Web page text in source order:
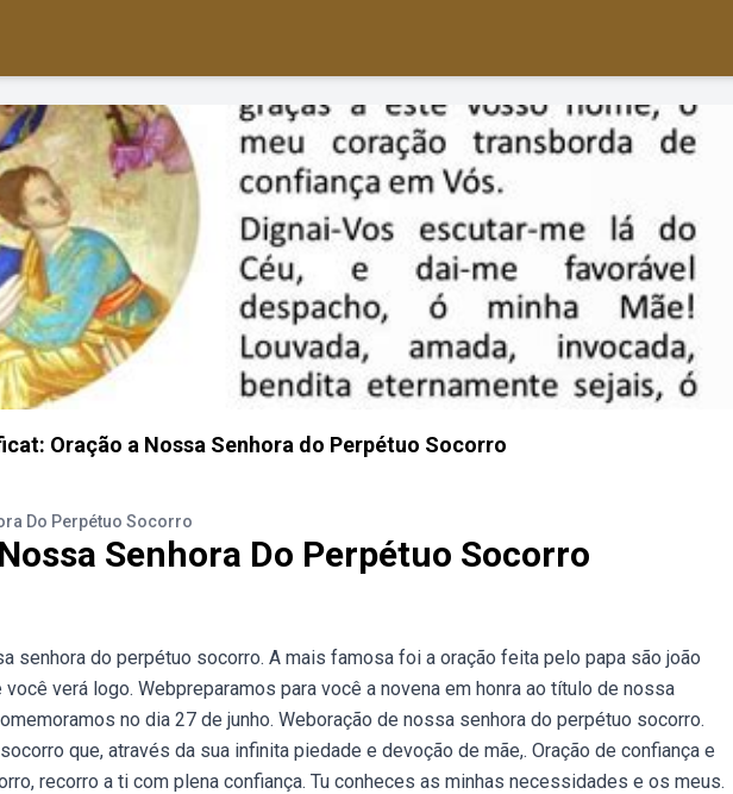
Oração a Nossa Senhora do Perpétuo Socorro
Do Perpétuo Socorro
Senhora Do Perpétuo Socorro
senhora do perpétuo socorro. A mais famosa foi a oração feita pelo papa são joão
verá logo. Webpreparamos para você a novena em honra ao título de nossa
no dia 27 de junho. Weboração de nossa senhora do perpétuo socorro.
que, através da sua infinita piedade e devoção de mãe,. Oração de confiança e
recorro a ti com plena confiança. Tu conheces as minhas necessidades e os meus.